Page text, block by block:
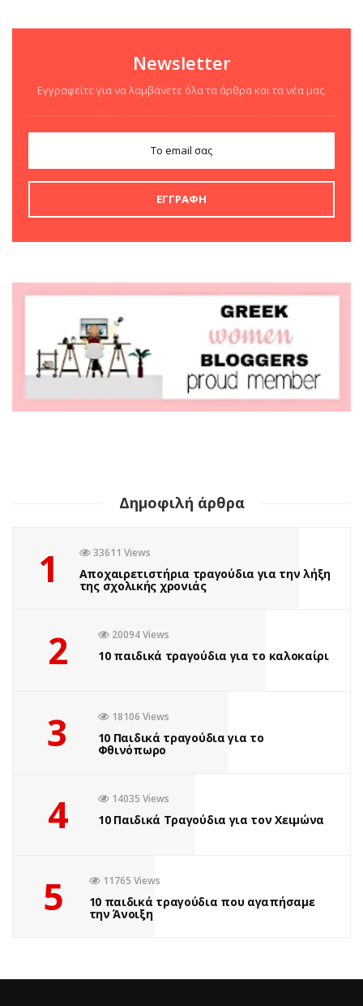
Newsletter
Εγγραφείτε για να λαμβάνετε όλα τα άρθρα και τα νέα μας.
Δημοφιλή άρθρα
1 33611 Views
Αποχαιρετιστήρια τραγούδια για την λήξη
της σχολικής χρονιάς
2 20094 Views
10 παιδικά τραγούδια για το καλοκαίρι
3 18106 Views
10 Παιδικά τραγούδια για το
Φθινόπωρο
4 14035 Views
10 Παιδικά Τραγούδια για τον Χειμώνα
5 11765 Views
10 παιδικά τραγούδια που αγαπήσαμε
την Άνοιξη